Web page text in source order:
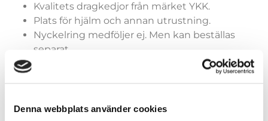
Denna webbplats använder cookies
Kvalitets dragkedjor från märket YKK.
Plats för hjälm och annan utrustning.
Nyckelring medföljer ej. Men kan beställas
separat.